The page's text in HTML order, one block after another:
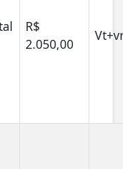
R$
2.050,00